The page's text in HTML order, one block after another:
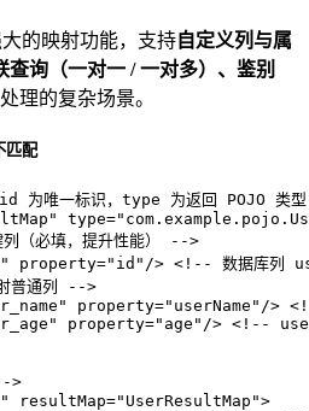
的映射功能，支持自定义列与属
询（一对一 / 一对多）、鉴别
理的复杂场景。
匹配
唯一标识，type 为返回 POJO 类
type=
（必填，提升性能） -->
property="id" /> <!-- 数据库列
普通列 -->
property="userName" />
property="age" /> <!--
>
resultMap="UserResultMap">